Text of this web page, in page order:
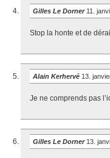
Gilles Le Dorner 11.
Stop la honte et de
Alain Kerhervé 13.
Je ne comprends pas
Gilles Le Dorner 13.